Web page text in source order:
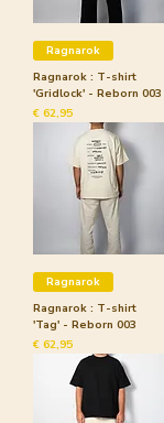
Ragnarok
Ragnarok : T-shirt
'Gridlock' - Reborn 003
Prijs
€ 62,95
Ragnarok
Ragnarok : T-shirt
'Tag' - Reborn 003
Prijs
€ 62,95